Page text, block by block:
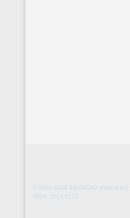
© 1996-2018 INNOV.RU (Иннов.ру)
ISSN: 2414-5122